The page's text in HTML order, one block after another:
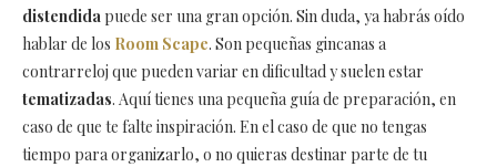
distendida puede ser una gran opción. Sin duda, ya habrás oído
hablar de los Room Scape. Son pequeñas gincanas a
contrarreloj que pueden variar en dificultad y suelen estar
tematizadas. Aquí tienes una pequeña guía de preparación, en
caso de que te falte inspiración. En el caso de que no tengas
tiempo para organizarlo, o no quieras destinar parte de tu